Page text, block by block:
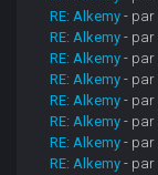
RE: Alkemy - par
RE: Alkemy - par
RE: Alkemy - par
RE: Alkemy - par
RE: Alkemy - par
RE: Alkemy - par
RE: Alkemy - par
RE: Alkemy - par